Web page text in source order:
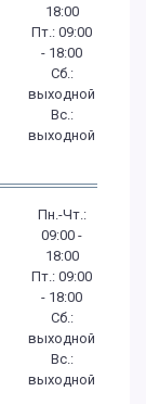
18:00
Пт.: 09:00
- 18:00
Сб.:
выходной
Вс.:
выходной
Пн.-Чт.:
09:00 -
18:00
Пт.: 09:00
- 18:00
Сб.:
выходной
Вс.:
выходной